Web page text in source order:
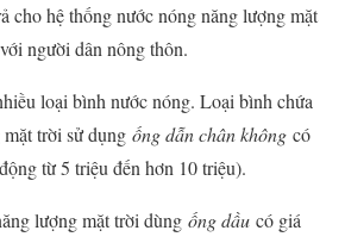
cho hệ thống nước nóng năng lượng mặt
người dân nông thôn.
loại bình nước nóng. Loại bình chứa
trời sử dụng ống dẫn chân không có
từ 5 triệu đến hơn 10 triệu).
lượng mặt trời dùng ống dầu có giá